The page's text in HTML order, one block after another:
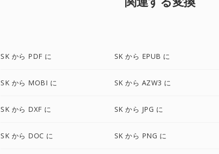
SK から PDF に SK から EPUB に
SK から MOBI に SK から AZW3 に
SK から DXF に SK から JPG に
SK から DOC に SK から PNG に